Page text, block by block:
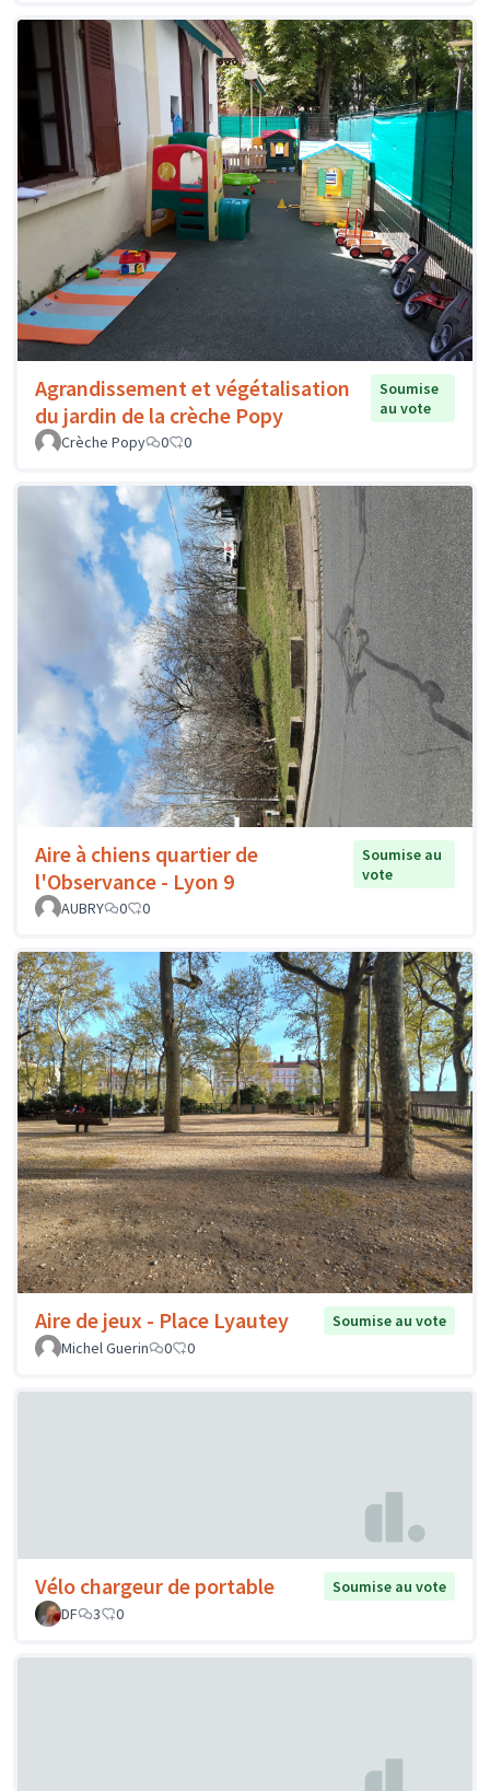
Agrandissement et végétalisation
du jardin de la crèche Popy
Soumise
au vote
Crèche Popy
0 0
Aire à chiens quartier de
l'Observance - Lyon 9
Soumise au
vote
AUBRY
0 0
Aire de jeux - Place Lyautey
Soumise au vote
Michel Guerin
0 0
Vélo chargeur de portable
Soumise au vote
DF
3 0